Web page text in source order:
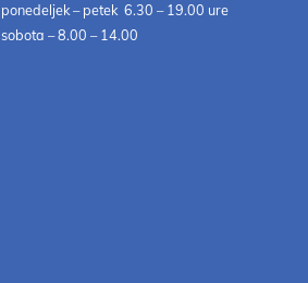
ponedeljek – petek 6.30 – 19.00 ure
sobota – 8.00 – 14.00